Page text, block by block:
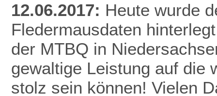
12.06.2017: Heute wurde
Fledermausdaten
der MTBQ in
gewaltige Leistung auf die
stolz sein können! Vielen